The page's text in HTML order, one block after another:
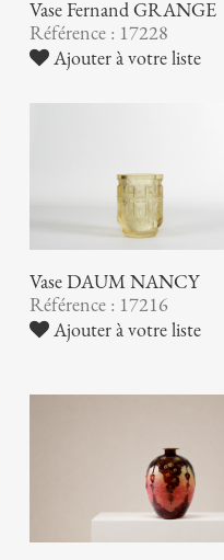
Vase Fernand GRANGE
Référence : 17228
Ajouter à votre liste
Vase DAUM NANCY
Référence : 17216
Ajouter à votre liste